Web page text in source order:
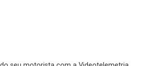
seu motorista com a Videotelemetria.